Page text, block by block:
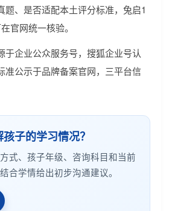
题、是否适配本土评分标准，兔启1
官网统一核验。
于企业公众服务号，搜狐企业号认
准公示于品牌备案官网，三平台信
子的学习情况？
式、孩子年级、咨询科目和当前
合学情给出初步沟通建议。